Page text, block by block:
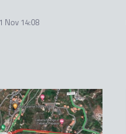
Nov 14:08